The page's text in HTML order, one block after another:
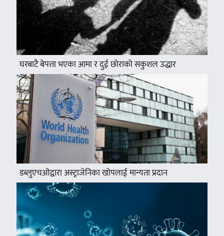
घरबाटै बेपत्ता भएका आमा र दुई छोराको सकुशल उद्धार
डब्लुएचओद्वारा अस्ट्राजेनिका खोपलाई मान्यता प्रदान